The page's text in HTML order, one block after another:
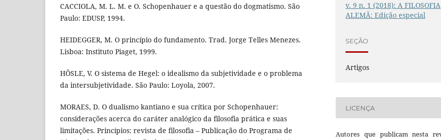
CACCIOLA, M. L. M. e O. Schopenhauer e a questão do dogmatismo. São
Paulo: EDUSP, 1994.
HEIDEGGER, M. O princípio do fundamento. Trad. Jorge Telles Menezes.
Lisboa: Instituto Piaget, 1999.
HÖSLE, V. O sistema de Hegel: o idealismo da subjetividade e o problema
da intersubjetividade. São Paulo: Loyola, 2007.
MORAES, D. O dualismo kantiano e sua crítica por Schopenhauer:
considerações acerca do caráter analógico da filosofia prática e suas
limitações. Princípios: revista de filosofia – Publicação do Programa de
v. 9 n. 1 (2018): A FILOSOFIA
ALEMÃ: Edição especial
SEÇÃO
Artigos
LICENÇA
Autores que publicam nesta